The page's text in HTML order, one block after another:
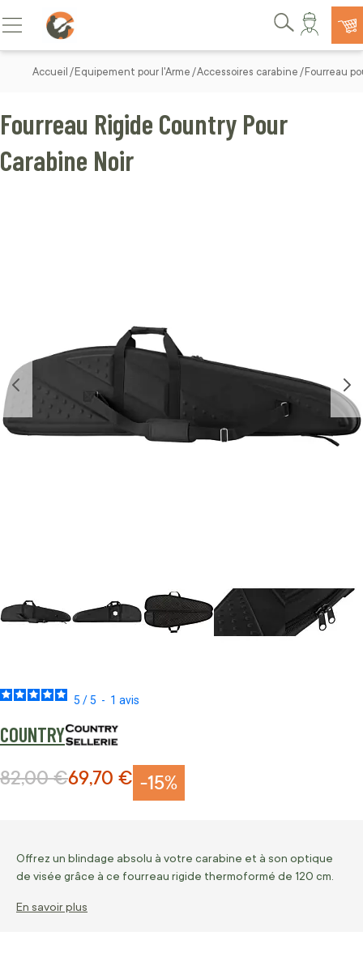
Allez au contenu
Basculer la navigation
Rechercher
Accueil Equipement pour l'Arme Accessoires carabine Fourreau
5 /5 - 1 avis
COUNTRY
Fourreau Rigide Country Pour
Carabine Noir
-15%
Prix Spécial
69,70 €
Prix normal
82,00 €
Offrez un blindage absolu à votre carabine et à son optique
de visée grâce à ce fourreau rigide thermoformé de 120 cm.
En savoir plus